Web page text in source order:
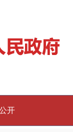
开